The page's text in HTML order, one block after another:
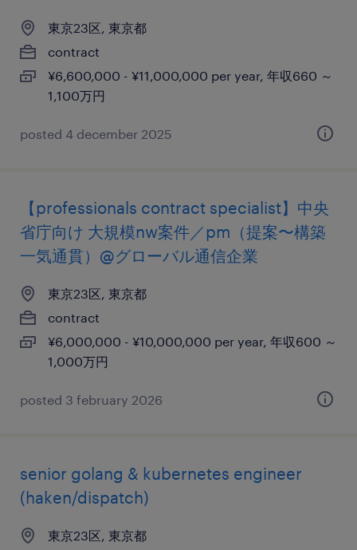
東京23区, 東京都
contract
¥6,600,000 - ¥11,000,000 per year, 年収660 ～
1,100万円
posted 4 december 2025
【professionals contract specialist】中央
省庁向け 大規模nw案件／pm（提案〜構築
一気通貫）@グローバル通信企業
東京23区, 東京都
contract
¥6,000,000 - ¥10,000,000 per year, 年収600 ～
1,000万円
posted 3 february 2026
senior golang & kubernetes engineer
(haken/dispatch)
東京23区, 東京都